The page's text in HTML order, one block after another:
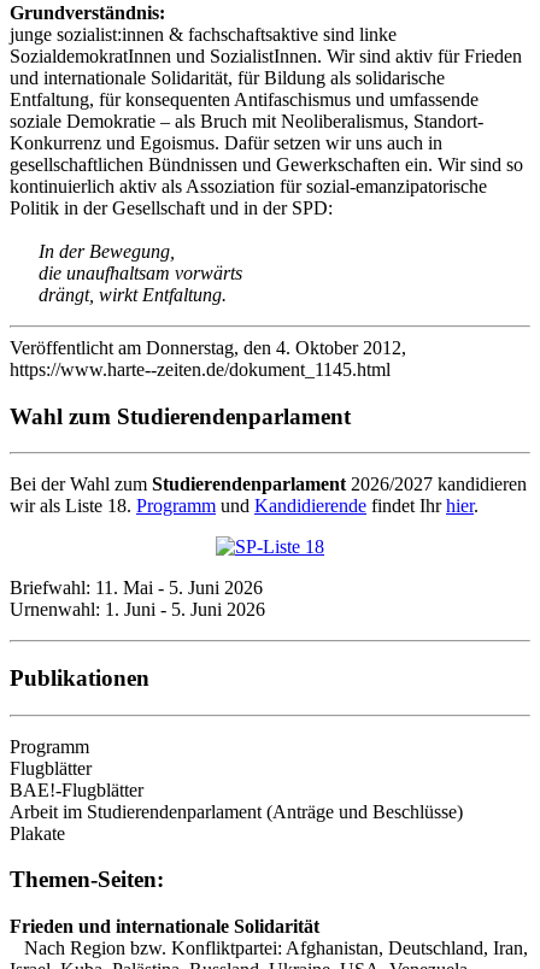
Grundverständnis:
junge sozialist:innen & fachschaftsaktive sind linke
SozialdemokratInnen und SozialistInnen. Wir sind aktiv für Frieden
und internationale Solidarität, für Bildung als solidarische
Entfaltung, für konsequenten Antifaschismus und umfassende
soziale Demokratie – als Bruch mit Neoliberalismus, Standort-
Konkurrenz und Egoismus. Dafür setzen wir uns auch in
gesellschaftlichen Bündnissen und Gewerkschaften ein. Wir sind so
kontinuierlich aktiv als Assoziation für sozial-emanzipatorische
Politik in der Gesellschaft und in der SPD:
In der Bewegung,
die unaufhaltsam vorwärts
drängt, wirkt Entfaltung.
Veröffentlicht am Donnerstag, den 4. Oktober 2012,
https://www.harte--zeiten.de/dokument_1145.html
Wahl zum Studierendenparlament
Bei der Wahl zum Studierendenparlament 2026/2027 kandidieren
wir als Liste 18. Programm und Kandidierende findet Ihrhier.
Briefwahl: 11. Mai - 5. Juni 2026
Urnenwahl: 1. Juni - 5. Juni 2026
Publikationen
Programm
Flugblätter
BAE!-Flugblätter
Arbeit im Studierendenparlament (Anträge und Beschlüsse)
Plakate
Themen-Seiten:
Frieden und internationale Solidarität
Nach Region bzw. Konfliktpartei: Afghanistan, Deutschland, Iran,